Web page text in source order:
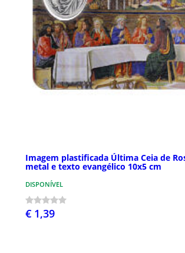
Imagem plastificada Última Ceia de
metal e texto evangélico 10x5 cm
DISPONÍVEL
€ 1,39